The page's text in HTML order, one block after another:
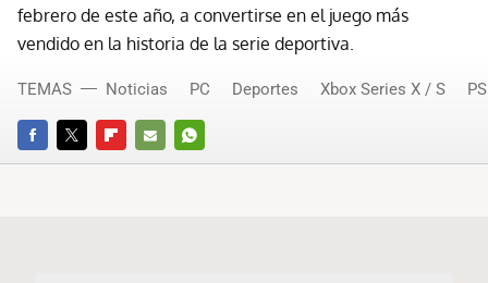
febrero de este año, a convertirse en el juego más
vendido en la historia de la serie deportiva.
FACEBOOKTWITTERFLIPBOARD
E-
WHATSAPP
TEMAS Noticias PC Deportes Xbox Series X / S